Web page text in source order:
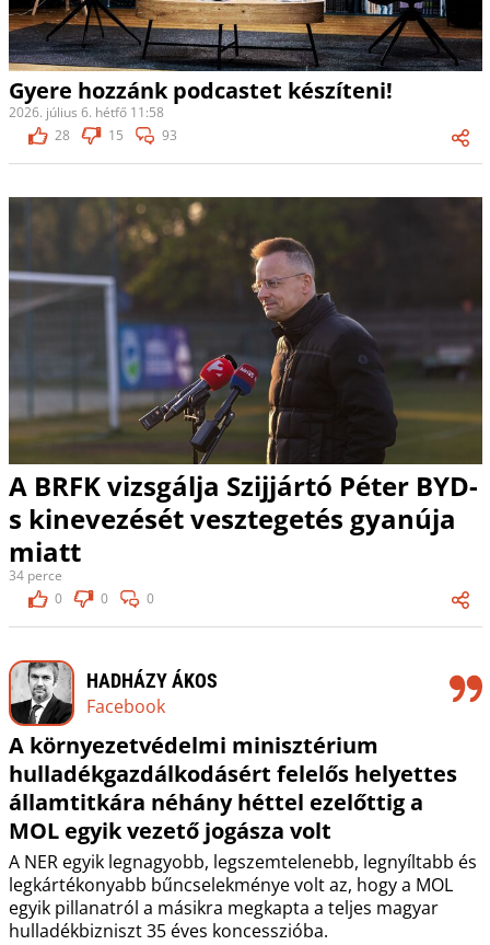
Gyere hozzánk podcastet készíteni!
2026. július 6. hétfő 11:58
28
15 93
A BRFK vizsgálja Szijjártó Péter BYD-
s kinevezését vesztegetés gyanúja
miatt
34 perce
0
0 0
HADHÁZY ÁKOS
Facebook
A környezetvédelmi minisztérium
hulladékgazdálkodásért felelős helyettes
államtitkára néhány héttel ezelőttig a
MOL egyik vezető jogásza volt
A NER egyik legnagyobb, legszemtelenebb, legnyíltabb és
legkártékonyabb bűncselekménye volt az, hogy a MOL
egyik pillanatról a másikra megkapta a teljes magyar
hulladékbizniszt 35 éves koncesszióba.